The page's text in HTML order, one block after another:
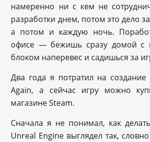
намеренно ни с кем не
разработки днем, потом это дело
а потом и каждую ночь.
офисе — бежишь сразу домой с
блоком наперевес и садишься за
Два года я потратил на
Again, а сейчас игру можно
магазине Steam.
Сначала я не понимал, как
Unreal Engine выглядел так,